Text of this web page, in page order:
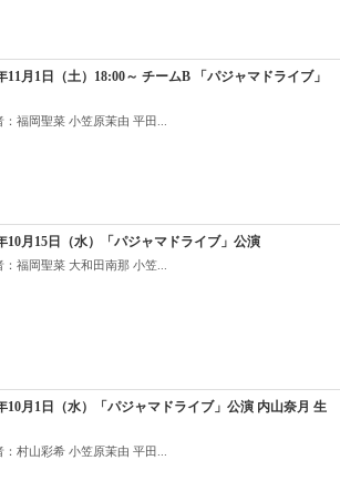
11月1日（土）18:00～ チームB 「パジャマドライブ」
：福岡聖菜 小笠原茉由 平田...
10月15日（水）「パジャマドライブ」公演
：福岡聖菜 大和田南那 小笠...
10月1日（水）「パジャマドライブ」公演 内山奈月 生
：村山彩希 小笠原茉由 平田...